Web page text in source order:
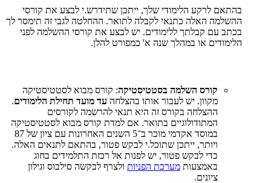
בהתאם לרקע הלימודי שלך, ייתכן שתידרש.י לבצע את קורסי
ההשלמה האלה כתנאי לקבלה לתואר. ההחלטה לגבי זה תימסר לך
בכתב עם קבלתך ללימודים. יש לבצע את קורסי ההשלמה לפני
הלימודים או במהלך שנה א' כמפורט להלן.
קורס השלמה בסטטיסטיקה: קורס מבוא לסטטיסטיקה
מקוון. יש לעבור אותו בהצלחה עד מועד תחילת הלימודים.
ההצלחה בקורס זה היא תנאי להרשמה לקורסים
המתודולוגיים בתואר. אם למדת קורס מבוא לסטטיסטיקה
במוסד אקדמי מוכר ב־5 השנים האחרונות עם ציון של 87
ויותר, ייתכן שתוכל.י לבקש פטור, בהתאם לתנאים האלה.
כדי לבקש פטור, יש לפנות אל רכזת התלמידים בחוג
באמצעות מערכת הפניות ולצרף לבקשה סילבוס וגילון
ציונים.